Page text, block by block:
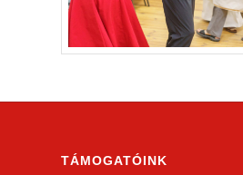
TÁMOGATÓINK